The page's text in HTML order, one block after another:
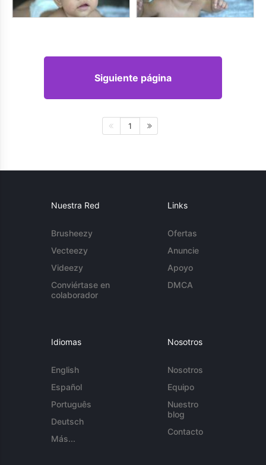
Siguiente página
1
Nuestra Red
Brusheezy
Vecteezy
Videezy
Conviértase en
colaborador
Links
Ofertas
Anuncie
Apoyo
DMCA
Idiomas
English
Español
Português
Deutsch
Más...
Nosotros
Nosotros
Equipo
Nuestro
blog
Contacto